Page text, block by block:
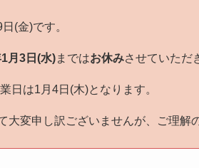
(金)です。
月3日(水)まではお休みさせていただ
日は1月4日(木)となります。
大変申し訳ございませんが、ご理解